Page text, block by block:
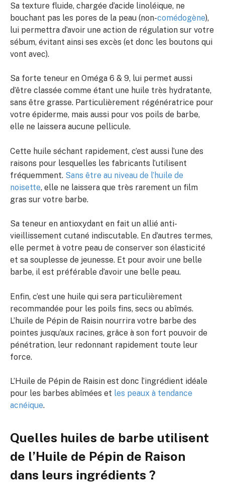
Sa texture fluide, chargée d’acide linoléique, ne
bouchant pas les pores de la peau (non-comédogène),
lui permettra d’avoir une action de régulation sur votre
sébum, évitant ainsi ses excès (et donc les boutons qui
vont avec).
Sa forte teneur en Oméga 6 & 9, lui permet aussi
d’être classée comme étant une huile très hydratante,
sans être grasse. Particulièrement régénératrice pour
votre épiderme, mais aussi pour vos poils de barbe,
elle ne laissera aucune pellicule.
Cette huile séchant rapidement, c’est aussi l’une des
raisons pour lesquelles les fabricants l’utilisent
fréquemment. Sans être au niveau de l’huile de
noisette, elle ne laissera que très rarement un film
gras sur votre barbe.
Sa teneur en antioxydant en fait un allié anti-
vieillissement cutané indiscutable. En d’autres termes,
elle permet à votre peau de conserver son élasticité
et sa souplesse de jeunesse. Et pour avoir une belle
barbe, il est préférable d’avoir une belle peau.
Enfin, c’est une huile qui sera particulièrement
recommandée pour les poils fins, secs ou abîmés.
L’huile de Pépin de Raisin nourrira votre barbe des
pointes jusqu’aux racines, grâce à son fort pouvoir de
pénétration, leur redonnant rapidement toute leur
force.
L’Huile de Pépin de Raisin est donc l’ingrédient idéale
pour les barbes abîmées et les peaux à tendance
acnéique.
Quelles huiles de barbe utilisent
de l’Huile de Pépin de Raison
dans leurs ingrédients ?